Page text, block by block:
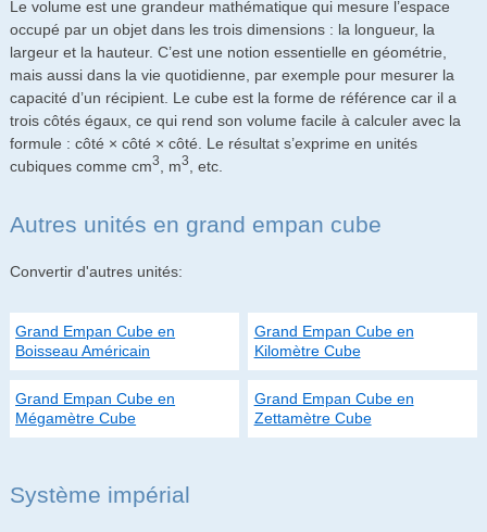
Le volume est une grandeur mathématique qui mesure l’espace
occupé par un objet dans les trois dimensions : la longueur, la
largeur et la hauteur. C’est une notion essentielle en géométrie,
mais aussi dans la vie quotidienne, par exemple pour mesurer la
capacité d’un récipient. Le cube est la forme de référence car il a
trois côtés égaux, ce qui rend son volume facile à calculer avec la
formule : côté × côté × côté. Le résultat s’exprime en unités
cubiques comme cm3 , m3 , etc.
Autres unités en grand empan cube
Convertir d'autres unités:
Grand Empan Cube en
Boisseau Américain
Grand Empan Cube en
Kilomètre Cube
Grand Empan Cube en
Mégamètre Cube
Grand Empan Cube en
Zettamètre Cube
Système impérial